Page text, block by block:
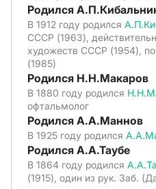
Родился
В 1912 году родился
СССР (1963),
художеств СССР (1954),
(1985)
Родился Н.Н.Макаров
В 1880 году родился
офтальмолог
Родился А.А.Маннов
В 1925 году родился
Родился А.А.Таубе
В 1864 году родился
(1915), один из рук. Заб.